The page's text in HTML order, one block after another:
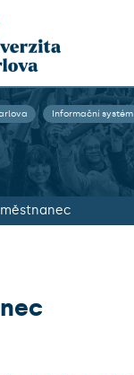
Informační systém